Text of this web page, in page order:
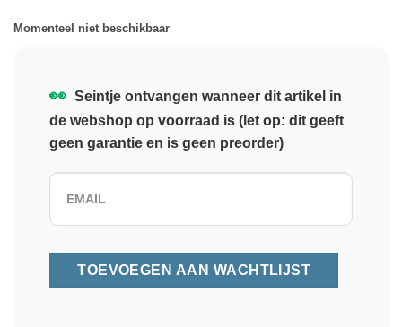
Momenteel niet beschikbaar
👀 Seintje ontvangen wanneer dit artikel in
de webshop op voorraad is (let op: dit geeft
geen garantie en is geen preorder)